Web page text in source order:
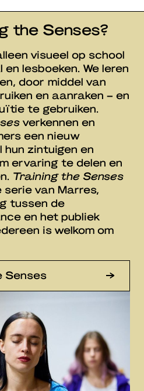
the Senses?
visueel op school
lesboeken. We leren
door middel van
en aanraken – en
te gebruiken.
verkennen en
een nieuw
zintuigen en
ervaring te delen en
Training the Senses
serie van Marres,
tussen de
en het publiek
is welkom om
Senses